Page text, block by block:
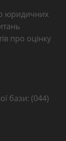
юридичних
про оцінку
бази: (044)